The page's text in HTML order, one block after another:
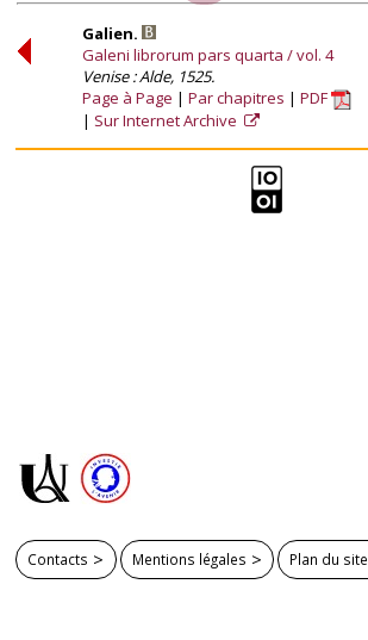
Galien.
Galeni librorum pars quarta / vol. 4
Venise : Alde, 1525.
Page à Page
Par chapitres
PDF
Sur Internet Archive
Contacts Mentions légales Plan du site